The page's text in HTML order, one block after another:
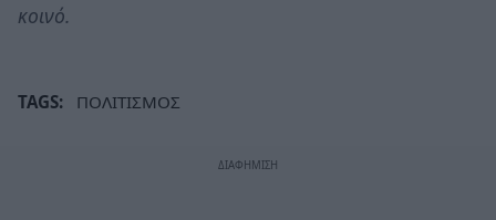
κοινό.
TAGS: ΠΟΛΙΤΙΣΜΟΣ